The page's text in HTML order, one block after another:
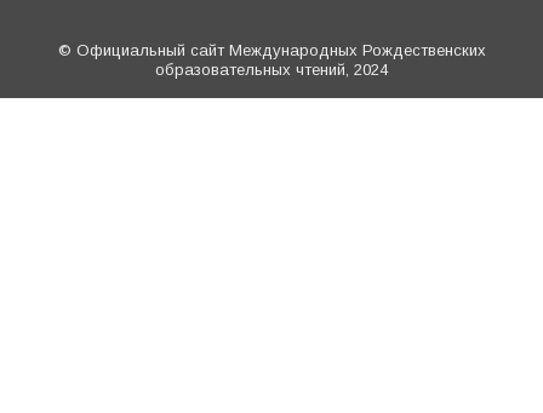
© Официальный сайт Международных Рождественских
образовательных чтений, 2024